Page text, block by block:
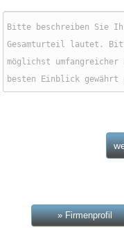
» Firmenprofil